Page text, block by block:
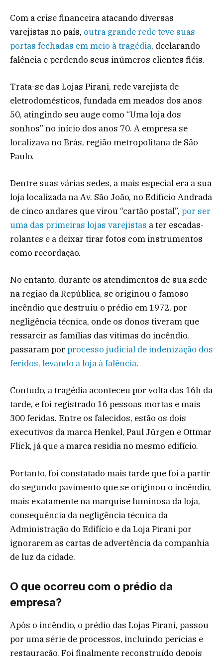
Com a crise financeira atacando diversas
varejistas no país, outra grande rede teve suas
portas fechadas em meio à tragédia, declarando
falência e perdendo seus inúmeros clientes fiéis.
Trata-se das Lojas Pirani, rede varejista de
eletrodomésticos, fundada em meados dos anos
50, atingindo seu auge como “Uma loja dos
sonhos” no início dos anos 70. A empresa se
localizava no Brás, região metropolitana de São
Paulo.
Dentre suas várias sedes, a mais especial era a sua
loja localizada na Av. São João, no Edifício Andrada
de cinco andares que virou “cartão postal”, por ser
uma das primeiras lojas varejistas a ter escadas-
rolantes e a deixar tirar fotos com instrumentos
como recordação.
No entanto, durante os atendimentos de sua sede
na região da República, se originou o famoso
incêndio que destruiu o prédio em 1972, por
negligência técnica, onde os donos tiveram que
ressarcir as famílias das vítimas do incêndio,
passaram por processo judicial de indenização dos
feridos, levando a loja à falência.
Contudo, a tragédia aconteceu por volta das 16h da
tarde, e foi registrado 16 pessoas mortas e mais
300 feridas. Entre os falecidos, estão os dois
executivos da marca Henkel, Paul Jürgen e Ottmar
Flick, já que a marca residia no mesmo edifício.
Portanto, foi constatado mais tarde que foi a partir
do segundo pavimento que se originou o incêndio,
mais exatamente na marquise luminosa da loja,
consequência da negligência técnica da
Administração do Edifício e da Loja Pirani por
ignorarem as cartas de advertência da companhia
de luz da cidade.
O que ocorreu com o prédio da
empresa?
Após o incêndio, o prédio das Lojas Pirani, passou
por uma série de processos, incluindo perícias e
restauração. Foi finalmente reconstruído depois